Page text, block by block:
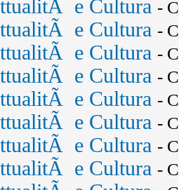
e Cultura -
e Cultura -
e Cultura -
e Cultura -
e Cultura -
e Cultura -
e Cultura -
e Cultura -